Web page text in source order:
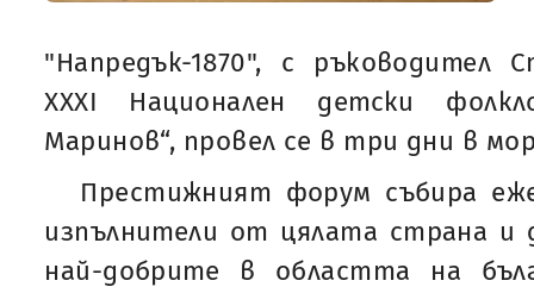
"Напредък-1870", с ръководител
XXXI Национален детски
Маринов“, провел се в три дни в
Престижният форум събира
изпълнители от цялата страна и
най-добрите в областта на